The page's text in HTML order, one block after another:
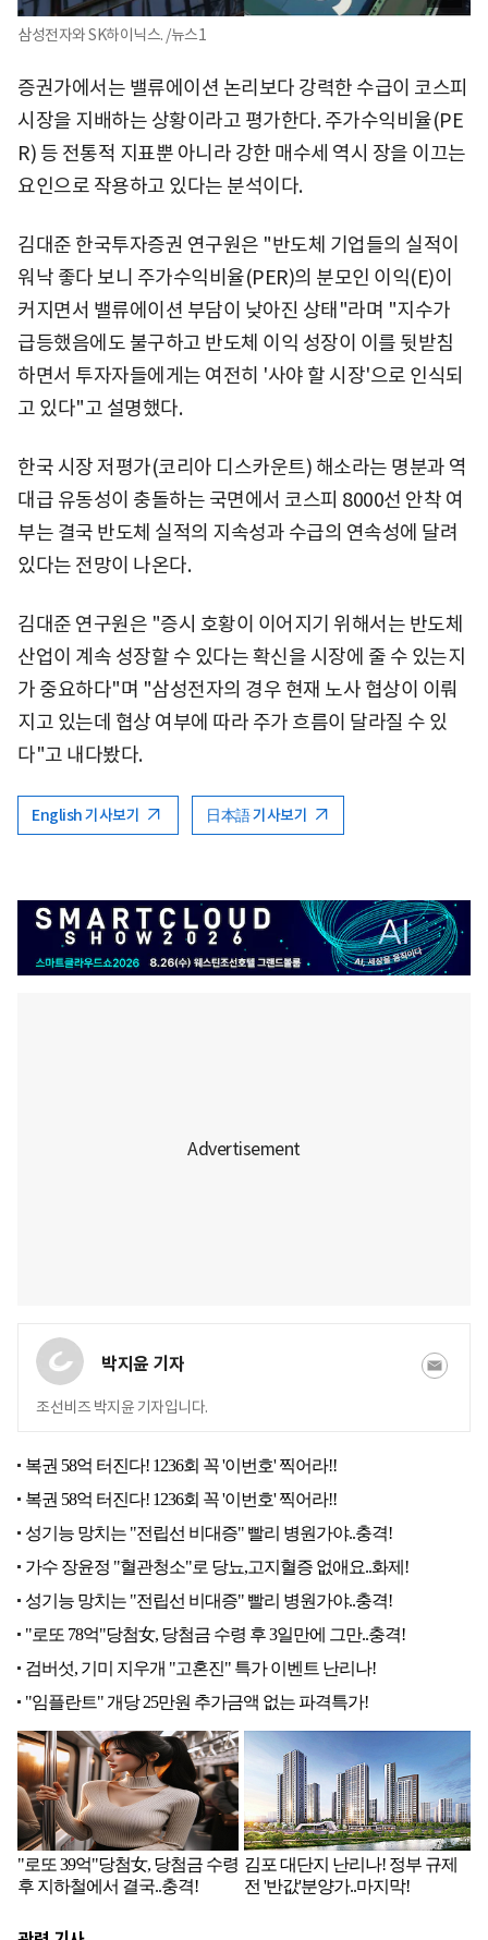
삼성전자와 SK하이닉스. /뉴스1
증권가에서는 밸류에이션 논리보다 강력한 수급이 코스피
시장을 지배하는 상황이라고 평가한다. 주가수익비율(PE
R) 등 전통적 지표뿐 아니라 강한 매수세 역시 장을 이끄는
요인으로 작용하고 있다는 분석이다.
김대준 한국투자증권 연구원은 "반도체 기업들의 실적이
워낙 좋다 보니 주가수익비율(PER)의 분모인 이익(E)이
커지면서 밸류에이션 부담이 낮아진 상태"라며 "지수가
급등했음에도 불구하고 반도체 이익 성장이 이를 뒷받침
하면서 투자자들에게는 여전히 '사야 할 시장'으로 인식되
고 있다"고 설명했다.
한국 시장 저평가(코리아 디스카운트) 해소라는 명분과 역
대급 유동성이 충돌하는 국면에서 코스피 8000선 안착 여
부는 결국 반도체 실적의 지속성과 수급의 연속성에 달려
있다는 전망이 나온다.
김대준 연구원은 "증시 호황이 이어지기 위해서는 반도체
산업이 계속 성장할 수 있다는 확신을 시장에 줄 수 있는지
가 중요하다"며 "삼성전자의 경우 현재 노사 협상이 이뤄
지고 있는데 협상 여부에 따라 주가 흐름이 달라질 수 있
다"고 내다봤다.
English 기사보기 日本語 기사보기
박지윤 기자
조선비즈 박지윤 기자입니다.